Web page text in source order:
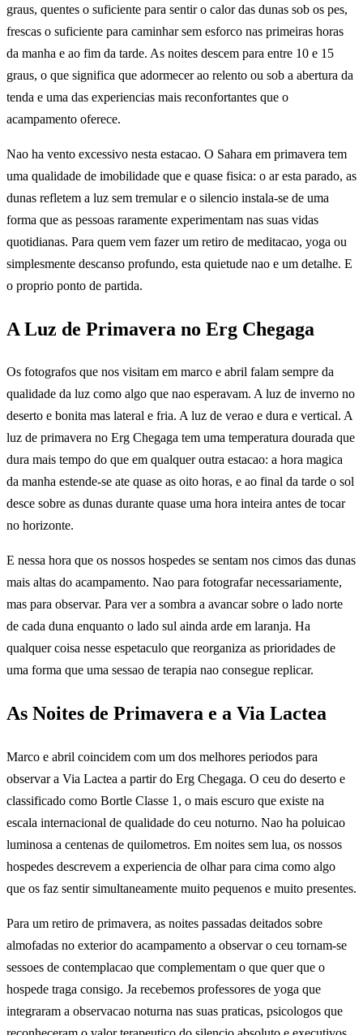
graus, quentes o suficiente para sentir o calor das dunas sob os pes,
frescas o suficiente para caminhar sem esforco nas primeiras horas
da manha e ao fim da tarde. As noites descem para entre 10 e 15
graus, o que significa que adormecer ao relento ou sob a abertura da
tenda e uma das experiencias mais reconfortantes que o
acampamento oferece.
Nao ha vento excessivo nesta estacao. O Sahara em primavera tem
uma qualidade de imobilidade que e quase fisica: o ar esta parado, as
dunas refletem a luz sem tremular e o silencio instala-se de uma
forma que as pessoas raramente experimentam nas suas vidas
quotidianas. Para quem vem fazer um retiro de meditacao, yoga ou
simplesmente descanso profundo, esta quietude nao e um detalhe. E
o proprio ponto de partida.
A Luz de Primavera no Erg Chegaga
Os fotografos que nos visitam em marco e abril falam sempre da
qualidade da luz como algo que nao esperavam. A luz de inverno no
deserto e bonita mas lateral e fria. A luz de verao e dura e vertical. A
luz de primavera no Erg Chegaga tem uma temperatura dourada que
dura mais tempo do que em qualquer outra estacao: a hora magica
da manha estende-se ate quase as oito horas, e ao final da tarde o sol
desce sobre as dunas durante quase uma hora inteira antes de tocar
no horizonte.
E nessa hora que os nossos hospedes se sentam nos cimos das dunas
mais altas do acampamento. Nao para fotografar necessariamente,
mas para observar. Para ver a sombra a avancar sobre o lado norte
de cada duna enquanto o lado sul ainda arde em laranja. Ha
qualquer coisa nesse espetaculo que reorganiza as prioridades de
uma forma que uma sessao de terapia nao consegue replicar.
As Noites de Primavera e a Via Lactea
Marco e abril coincidem com um dos melhores periodos para
observar a Via Lactea a partir do Erg Chegaga. O ceu do deserto e
classificado como Bortle Classe 1, o mais escuro que existe na
escala internacional de qualidade do ceu noturno. Nao ha poluicao
luminosa a centenas de quilometros. Em noites sem lua, os nossos
hospedes descrevem a experiencia de olhar para cima como algo
que os faz sentir simultaneamente muito pequenos e muito presentes.
Para um retiro de primavera, as noites passadas deitados sobre
almofadas no exterior do acampamento a observar o ceu tornam-se
sessoes de contemplacao que complementam o que quer que o
hospede traga consigo. Ja recebemos professores de yoga que
integraram a observacao noturna nas suas praticas, psicologos que